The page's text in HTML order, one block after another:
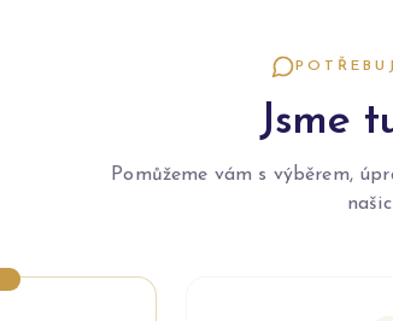
Jsme
Pomůžeme vám s výběrem,